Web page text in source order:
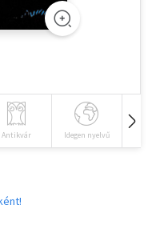
Antikvár Idegen nyelvű